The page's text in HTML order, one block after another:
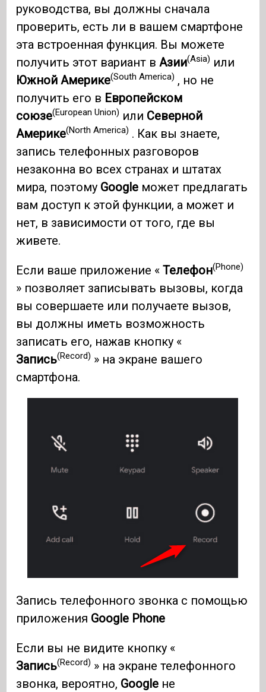
руководства, вы должны сначала
проверить, есть ли в вашем смартфоне
эта встроенная функция. Вы можете
получить этот вариант в Азии(Asia) или
Южной Америке(South America) , но не
получить его в Европейском
союзе(European Union) или Северной
Америке(North America) . Как вы знаете,
запись телефонных разговоров
незаконна во всех странах и штатах
мира, поэтому Google может предлагать
вам доступ к этой функции, а может и
нет, в зависимости от того, где вы
живете.
Если ваше приложение «Телефон(Phone)
» позволяет записывать вызовы, когда
вы совершаете или получаете вызов,
вы должны иметь возможность
записать его, нажав кнопку «
Запись(Record) » на экране вашего
смартфона.
Запись телефонного звонка с помощью
приложения Google Phone
Если вы не видите кнопку «
Запись(Record) » на экране телефонного
звонка, вероятно, Google не